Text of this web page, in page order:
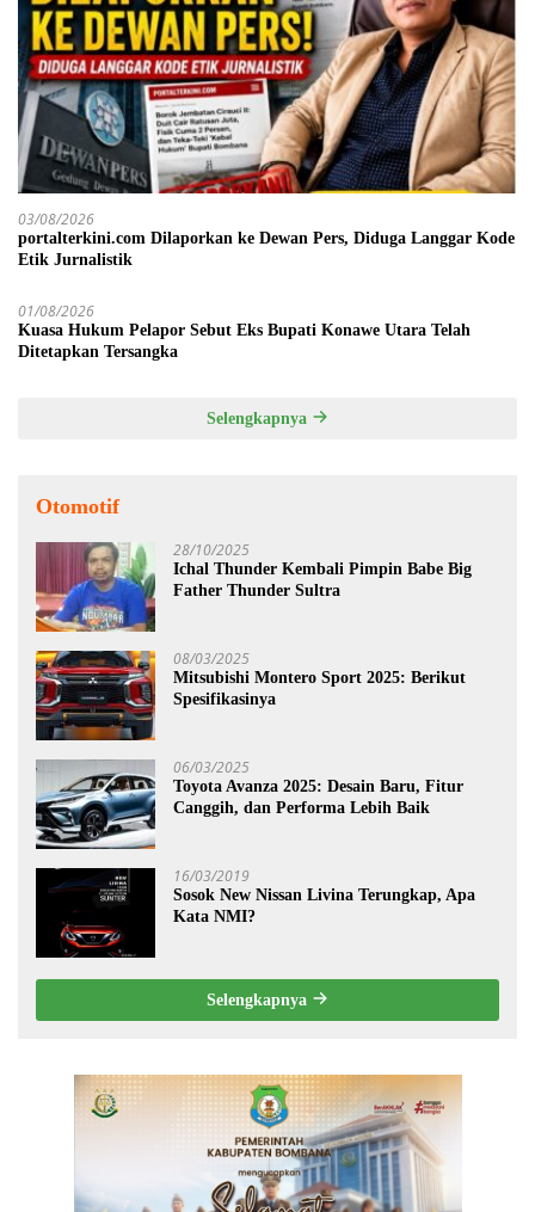
03/08/2026
portalterkini.com Dilaporkan ke Dewan Pers, Diduga Langgar Kode
Etik Jurnalistik
01/08/2026
Kuasa Hukum Pelapor Sebut Eks Bupati Konawe Utara Telah
Ditetapkan Tersangka
Selengkapnya
Otomotif
28/10/2025
Ichal Thunder Kembali Pimpin Babe Big
Father Thunder Sultra
08/03/2025
Mitsubishi Montero Sport 2025: Berikut
Spesifikasinya
06/03/2025
Toyota Avanza 2025: Desain Baru, Fitur
Canggih, dan Performa Lebih Baik
16/03/2019
Sosok New Nissan Livina Terungkap, Apa
Kata NMI?
Selengkapnya